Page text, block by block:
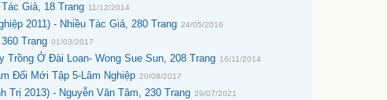
Giả, 18 Trang 11/12/2014
2011) - Nhiều Tác Giả, 280 Trang 24/05/2016
Trang 01/03/2017
Ở Đài Loan- Wong Sue Sun, 208 Trang 16/11/2014
Đổi Mới Tập 5-Lâm Nghiệp 20/08/2017
Trị 2013) - Nguyễn Văn Tâm, 230 Trang 29/07/2021